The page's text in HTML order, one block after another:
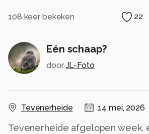
108 keer bekeken 22
Eén schaap?
door JL-Foto
Tevenerheide 14 mei, 2026
Tevenerheide afgelopen week,